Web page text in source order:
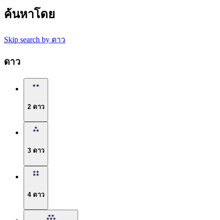
ค้นหาโดย
Skip search by ดาว
ดาว
2 ดาว
3 ดาว
4 ดาว